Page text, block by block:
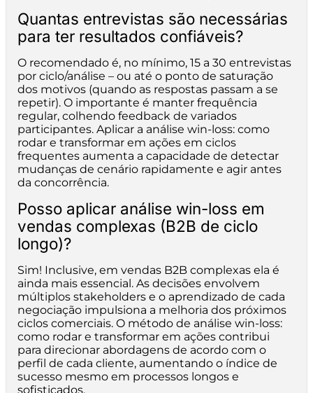
Quantas entrevistas são necessárias
para ter resultados confiáveis?
O recomendado é, no mínimo, 15 a 30 entrevistas
por ciclo/análise – ou até o ponto de saturação
dos motivos (quando as respostas passam a se
repetir). O importante é manter frequência
regular, colhendo feedback de variados
participantes. Aplicar a análise win-loss: como
rodar e transformar em ações em ciclos
frequentes aumenta a capacidade de detectar
mudanças de cenário rapidamente e agir antes
da concorrência.
Posso aplicar análise win-loss em
vendas complexas (B2B de ciclo
longo)?
Sim! Inclusive, em vendas B2B complexas ela é
ainda mais essencial. As decisões envolvem
múltiplos stakeholders e o aprendizado de cada
negociação impulsiona a melhoria dos próximos
ciclos comerciais. O método de análise win-loss:
como rodar e transformar em ações contribui
para direcionar abordagens de acordo com o
perfil de cada cliente, aumentando o índice de
sucesso mesmo em processos longos e
sofisticados.